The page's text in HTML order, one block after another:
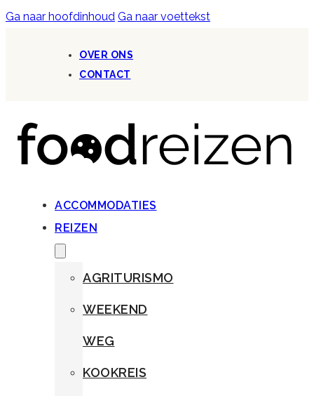
Ga naar hoofdinhoud Ga naar voettekst
OVER ONS
CONTACT
ACCOMMODATIES
REIZEN
AGRITURISMO
WEEKEND
WEG
KOOKREIS